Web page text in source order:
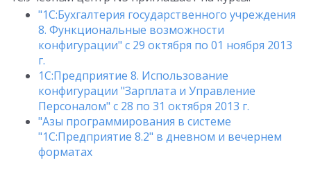
"1C:Бухгалтерия государственного учреждения
8. Функциональные возможности
конфигурации" с 29 октября по 01 ноября 2013
г.
1С:Предприятие 8. Использование
конфигурации "Зарплата и Управление
Персоналом" с 28 по 31 октября 2013 г.
"Азы программирования в системе
"1С:Предприятие 8.2" в дневном и вечернем
форматах